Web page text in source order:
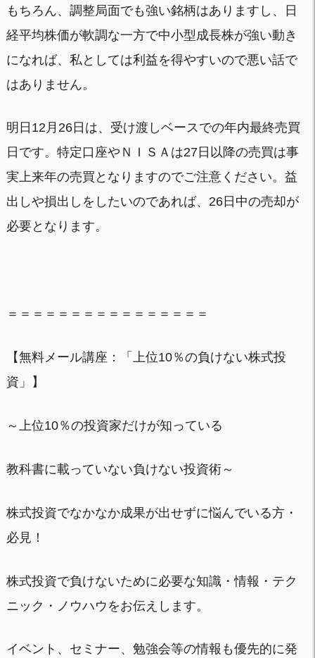
もちろん、調整局面でも強い銘柄はありますし、日
経平均株価が軟調な一方で中小型成長株が強い動き
になれば、私としては利益を得やすいので悪い話で
はありません。
明日12月26日は、受け渡しベースでの年内最終売買
日です。特定口座やＮＩＳＡは27日以降の売買は事
実上来年の売買となりますのでご注意ください。益
出しや損出しをしたいのであれば、26日中の売却が
必要となります。
＝＝＝＝＝＝＝＝＝＝＝＝＝＝＝＝
【無料メール講座：「上位10％の負けない株式投
資」】
～上位10％の投資家だけが知っている
教科書に載っていない負けない投資術～
株式投資でなかなか成果が出せずに悩んでいる方・
必見！
株式投資で負けないために必要な知識・情報・テク
ニック・ノウハウをお伝えします。
イベント、セミナー、勉強会等の情報も優先的に発